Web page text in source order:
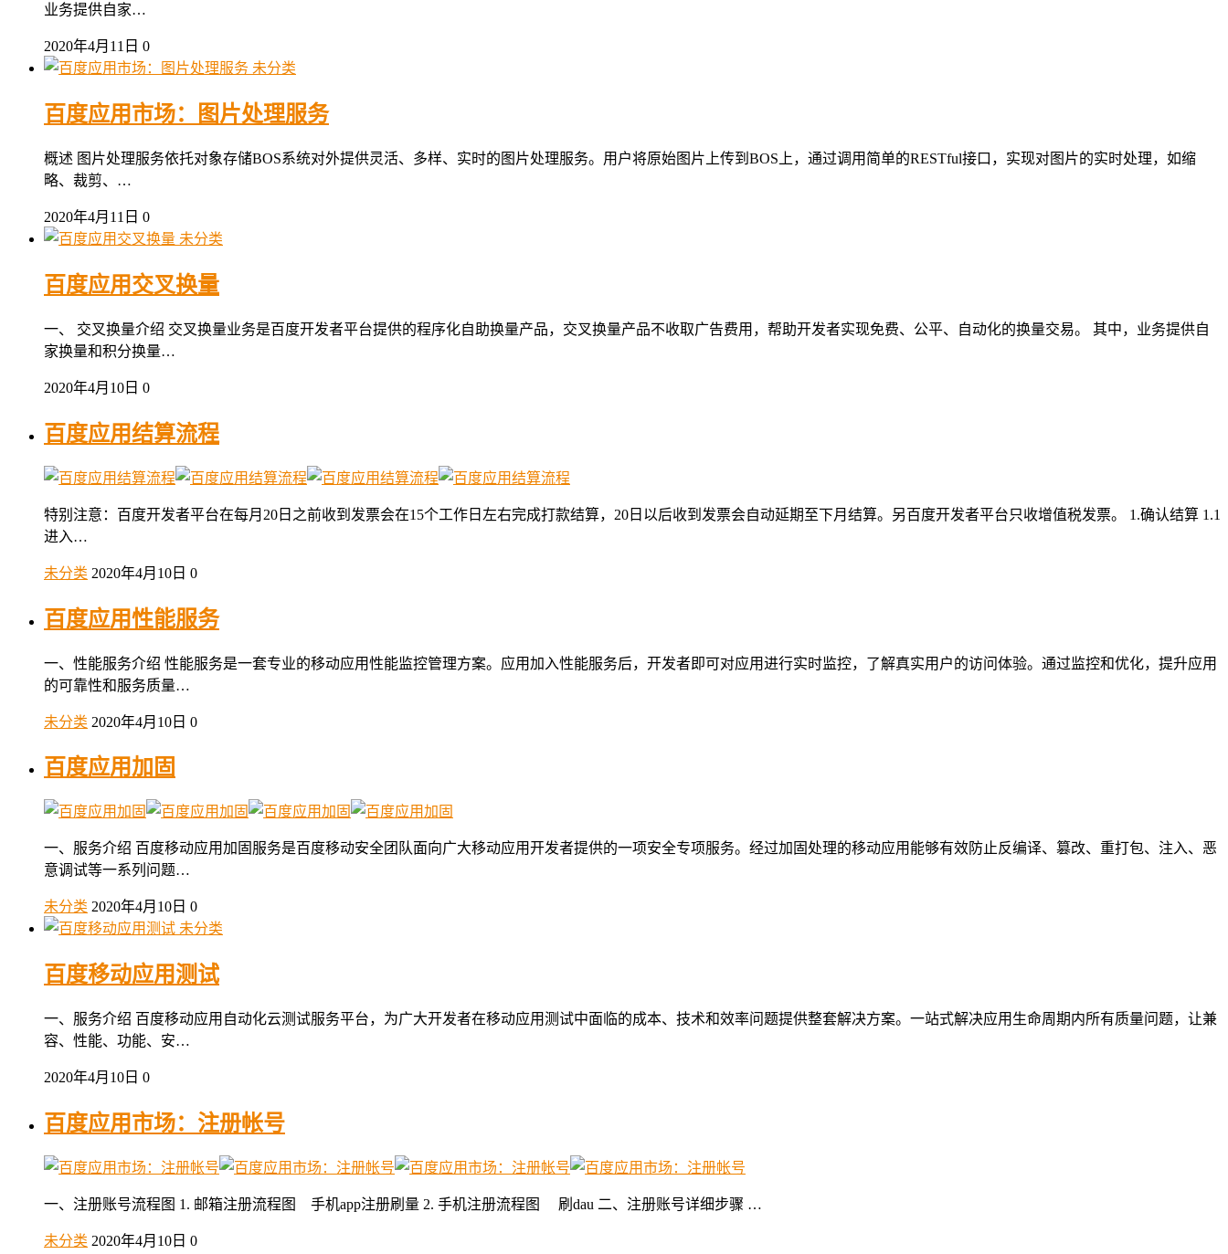
业务提供自家…
2020年4月11日 0
未分类
百度应用市场：图片处理服务
概述 图片处理服务依托对象存储BOS系统对外提供灵活、多样、实时的图片处理服务。用户将原始图片上传到BOS上，通过调用简单的RESTful接口，实现对图片的实时处理，如缩
略、裁剪、…
2020年4月11日 0
未分类
百度应用交叉换量
一、 交叉换量介绍 交叉换量业务是百度开发者平台提供的程序化自助换量产品，交叉换量产品不收取广告费用，帮助开发者实现免费、公平、自动化的换量交易。 其中，业务提供自
家换量和积分换量…
2020年4月10日 0
百度应用结算流程
特别注意：百度开发者平台在每月20日之前收到发票会在15个工作日左右完成打款结算，20日以后收到发票会自动延期至下月结算。另百度开发者平台只收增值税发票。 1.确认结算 1.1
进入…
未分类 2020年4月10日 0
百度应用性能服务
一、性能服务介绍 性能服务是一套专业的移动应用性能监控管理方案。应用加入性能服务后，开发者即可对应用进行实时监控，了解真实用户的访问体验。通过监控和优化，提升应用
的可靠性和服务质量…
未分类 2020年4月10日 0
百度应用加固
一、服务介绍 百度移动应用加固服务是百度移动安全团队面向广大移动应用开发者提供的一项安全专项服务。经过加固处理的移动应用能够有效防止反编译、篡改、重打包、注入、恶
意调试等一系列问题…
未分类 2020年4月10日 0
未分类
百度移动应用测试
一、服务介绍 百度移动应用自动化云测试服务平台，为广大开发者在移动应用测试中面临的成本、技术和效率问题提供整套解决方案。一站式解决应用生命周期内所有质量问题，让兼
容、性能、功能、安…
2020年4月10日 0
百度应用市场：注册帐号
一、注册账号流程图 1. 邮箱注册流程图 手机app注册刷量 2. 手机注册流程图 刷dau 二、注册账号详细步骤 …
未分类 2020年4月10日 0